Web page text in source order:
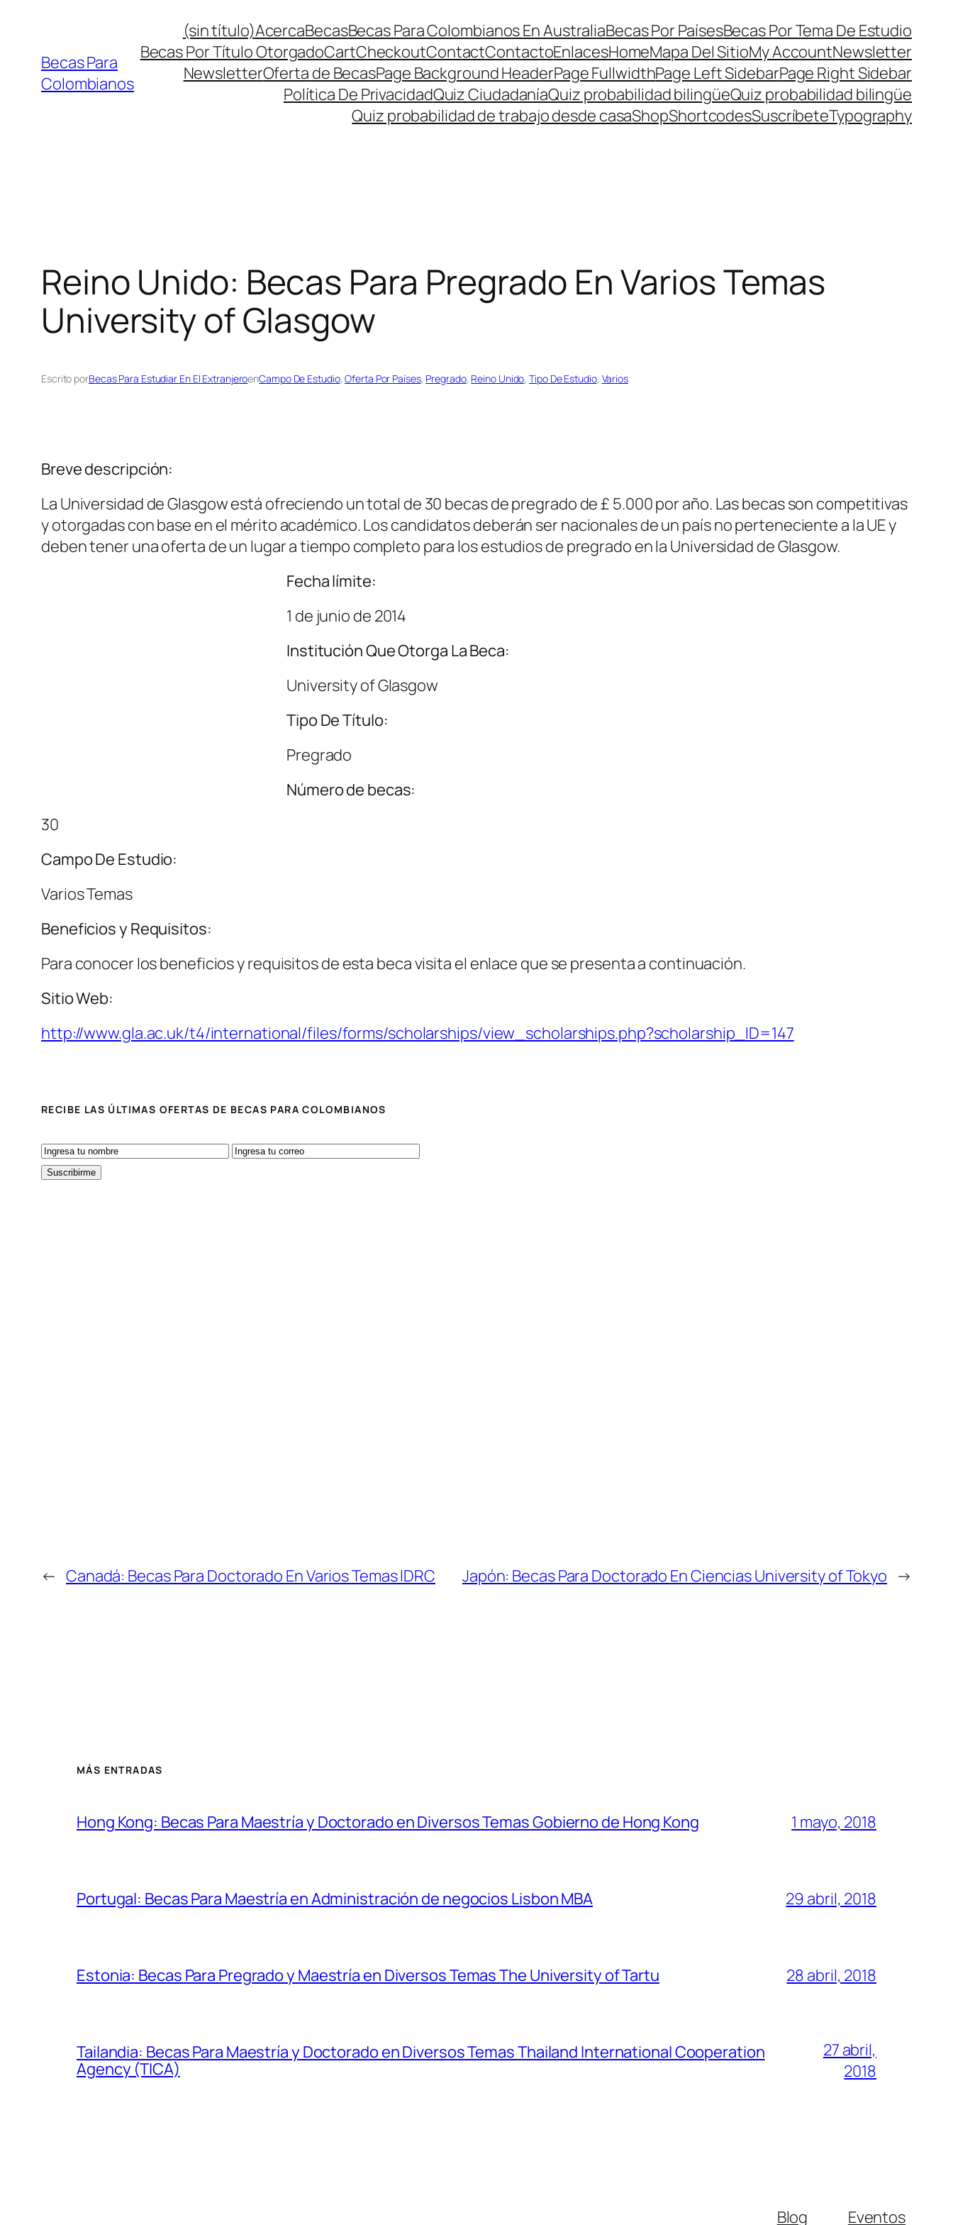
contenido
Becas Para
Colombianos
(sin título)AcercaBecasBecas Para Colombianos En AustraliaBecas Por PaísesBecas Por Tema De Estudio
Becas Por Título OtorgadoCartCheckoutContactContactoEnlacesHomeMapa Del SitioMy AccountNewsletter
NewsletterOferta de BecasPage Background HeaderPage FullwidthPage Left SidebarPage Right Sidebar
Política De PrivacidadQuiz CiudadaníaQuiz probabilidad bilingüeQuiz probabilidad bilingüe
Quiz probabilidad de trabajo desde casaShopShortcodesSuscríbeteTypography
Reino Unido: Becas Para Pregrado En Varios Temas
University of Glasgow
Escrito porBecas Para Estudiar En El ExtranjeroenCampo De Estudio, Oferta Por Países, Pregrado, Reino Unido, Tipo De Estudio, Varios
Breve descripción:
La Universidad de Glasgow está ofreciendo un total de 30 becas de pregrado de £ 5.000 por año. Las becas son competitivas
y otorgadas con base en el mérito académico. Los candidatos deberán ser nacionales de un país no perteneciente a la UE y
deben tener una oferta de un lugar a tiempo completo para los estudios de pregrado en la Universidad de Glasgow.
Fecha límite:
1 de junio de 2014
Institución Que Otorga La Beca:
University of Glasgow
Tipo De Título:
Pregrado
Número de becas:
30
Campo De Estudio:
Varios Temas
Beneficios y Requisitos:
Para conocer los beneficios y requisitos de esta beca visita el enlace que se presenta a continuación.
Sitio Web:
http://www.gla.ac.uk/t4/international/files/forms/scholarships/view_scholarships.php?scholarship_ID=147
RECIBE LAS ÚLTIMAS OFERTAS DE BECAS PARA COLOMBIANOS
← Canadá: Becas Para Doctorado En Varios Temas IDRC Japón: Becas Para Doctorado En Ciencias University of Tokyo →
MÁS ENTRADAS
Hong Kong: Becas Para Maestría y Doctorado en Diversos Temas Gobierno de Hong Kong 1 mayo, 2018
Portugal: Becas Para Maestría en Administración de negocios Lisbon MBA 29 abril, 2018
Estonia: Becas Para Pregrado y Maestría en Diversos Temas The University of Tartu 28 abril, 2018
Tailandia: Becas Para Maestría y Doctorado en Diversos Temas Thailand International Cooperation
Agency (TICA)
27 abril,
2018
Blog Eventos